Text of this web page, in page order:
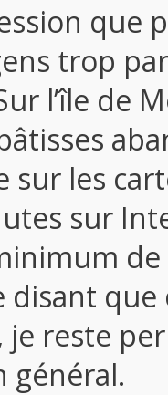
trop
l’île de
les
sur
disant
reste
général.